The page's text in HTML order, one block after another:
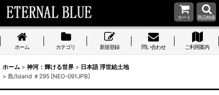
カート 商品検索
ホーム カテゴリ 新規登録 問い合わせ ご利用案内
ホーム > 神河：輝ける世界 > 日本語 浮世絵土地
> 島/Island ＃295 [NEO-091JPB]